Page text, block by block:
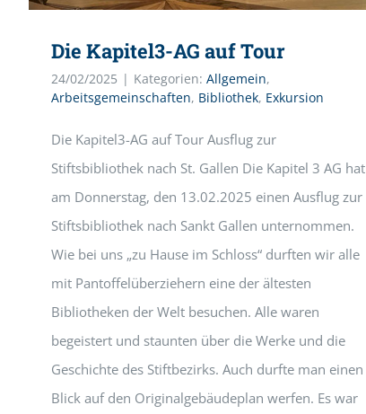
Die Kapitel3-AG auf Tour
24/02/2025 | Kategorien: Allgemein,
Arbeitsgemeinschaften, Bibliothek, Exkursion
Die Kapitel3-AG auf Tour Ausflug zur
Stiftsbibliothek nach St. Gallen Die Kapitel 3 AG hat
am Donnerstag, den 13.02.2025 einen Ausflug zur
Stiftsbibliothek nach Sankt Gallen unternommen.
Wie bei uns „zu Hause im Schloss“ durften wir alle
mit Pantoffelüberziehern eine der ältesten
Bibliotheken der Welt besuchen. Alle waren
begeistert und staunten über die Werke und die
Geschichte des Stiftbezirks. Auch durfte man einen
Blick auf den Originalgebäudeplan werfen. Es war